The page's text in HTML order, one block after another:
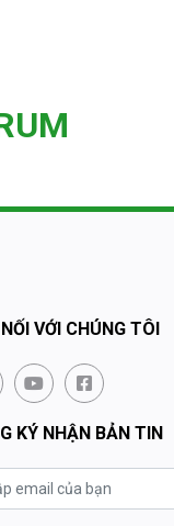
VỚI CHÚNG TÔI
KÝ NHẬN BẢN TIN